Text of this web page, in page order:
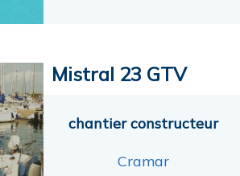
Mistral 23 GTV
chantier constructeur
Cramar